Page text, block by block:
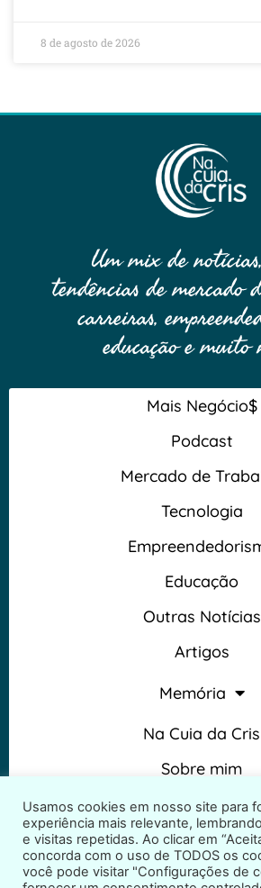
8 de agosto de 2026
Um mix de
tendências de mercado
carreiras,
educação e muito
Mais Negócio$
Podcast
Mercado de
Tecnologia
Educação
Outras Notícias
Artigos
Memória
Na Cuia da Cris
Sobre mim
Termos e
Usamos cookies em nosso site para
experiência mais relevante,
e visitas repetidas. Ao clicar em
concorda com o uso de TODOS os
você pode visitar "Configurações de